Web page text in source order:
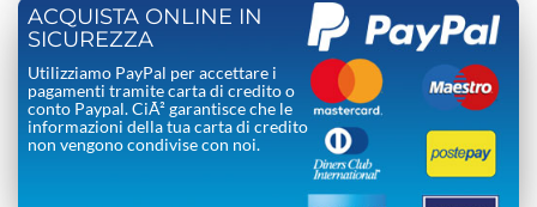
ACQUISTA ONLINE IN
SICUREZZA
Utilizziamo PayPal per accettare i
pagamenti tramite carta di credito o
conto Paypal. CiÃ² garantisce che le
informazioni della tua carta di credito
non vengono condivise con noi.